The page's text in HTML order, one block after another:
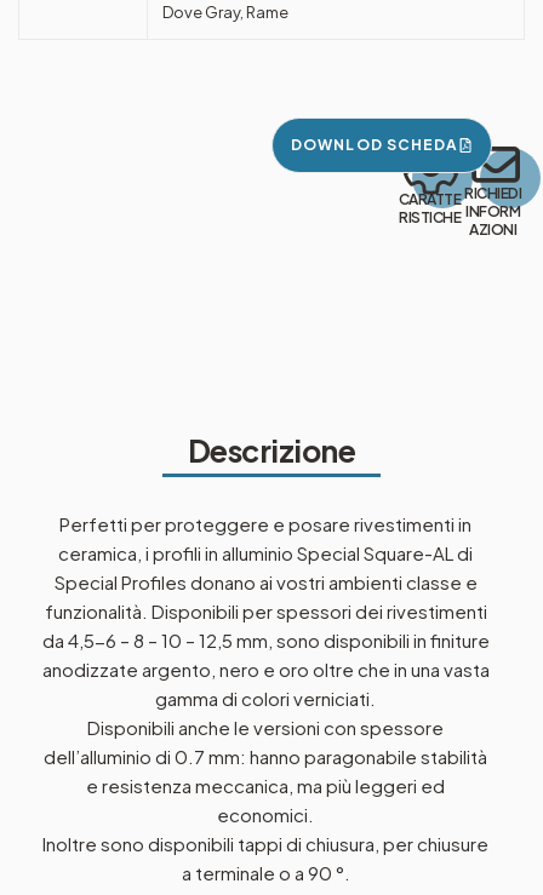
Dove Gray, Rame
DOWNLOD SCHEDA
CARATTE
RISTICHE
RICHIEDI
INFORM
AZIONI
Descrizione
Perfetti per proteggere e posare rivestimenti in
ceramica, i profili in alluminio Special Square-AL di
Special Profiles donano ai vostri ambienti classe e
funzionalità. Disponibili per spessori dei rivestimenti
da 4,5-6 – 8 – 10 – 12,5 mm, sono disponibili in finiture
anodizzate argento, nero e oro oltre che in una vasta
gamma di colori verniciati.
Disponibili anche le versioni con spessore
dell’alluminio di 0.7 mm: hanno paragonabile stabilità
e resistenza meccanica, ma più leggeri ed
economici.
Inoltre sono disponibili tappi di chiusura, per chiusure
a terminale o a 90 °.